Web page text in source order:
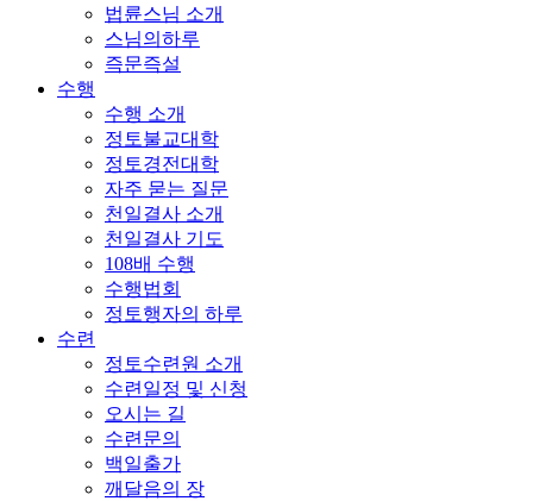
법륜스님 소개
스님의하루
즉문즉설
수행
수행 소개
정토불교대학
정토경전대학
자주 묻는 질문
천일결사 소개
천일결사 기도
108배 수행
수행법회
정토행자의 하루
수련
정토수련원 소개
수련일정 및 신청
오시는 길
수련문의
백일출가
깨달음의 장